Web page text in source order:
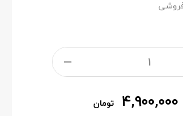
۴,۹۰۰,۰۰۰ تومان